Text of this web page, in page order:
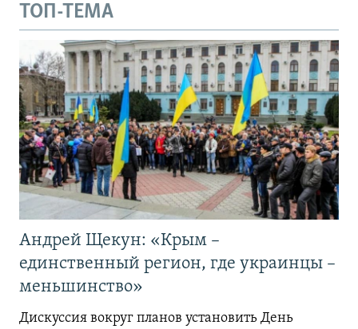
ТОП-ТЕМА
Андрей Щекун: «Крым –
единственный регион, где украинцы –
меньшинство»
Дискуссия вокруг планов установить День